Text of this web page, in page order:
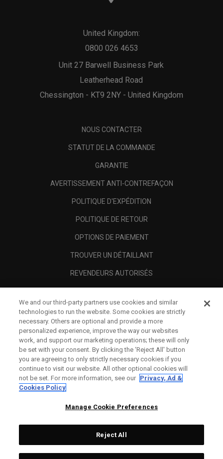
Unit 27 Barwell Business Park
Leatherhead Road
Chessington - KT9 2NY - United Kingdom
United Kingdom:
0800 026 4653
NOUS CONTACTER
STATUT DE LA COMMANDE
GARANTIE
AVERTISSEMENT ANTI-CONTREFAÇON
POLITIQUE D'EXPÉDITION
POLITIQUE DE RETOUR
OPTIONS DE PAIEMENT
TROUVER UN DÉTAILLANT
REVENDEURS AUTORISÉS
A PROPOS
MENTIONS LÉGALES
We and our third-party partners use cookies and similar
technologies to run the website. Some cookies are strictly
necessary. Others are optional and provide a more
personalized experience, improve the way our websites
work, and support our marketing operations; these will only
be set with your consent. By clicking the ‘Reject All' button
you are agreeing to only strictly necessary cookies if you
continue to visit our website. All other optional cookies will
not be set. For more information, see our Privacy, Ad &
Cookies Policy
Manage Cookie Preferences
Reject All